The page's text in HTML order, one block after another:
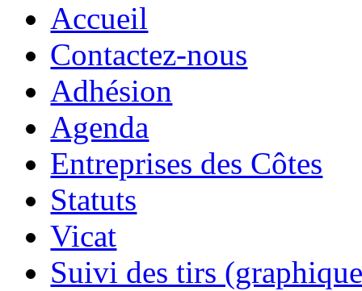
Accueil
Contactez-nous
Adhésion
Agenda
Entreprises des Côtes
Statuts
Vicat
Suivi des tirs